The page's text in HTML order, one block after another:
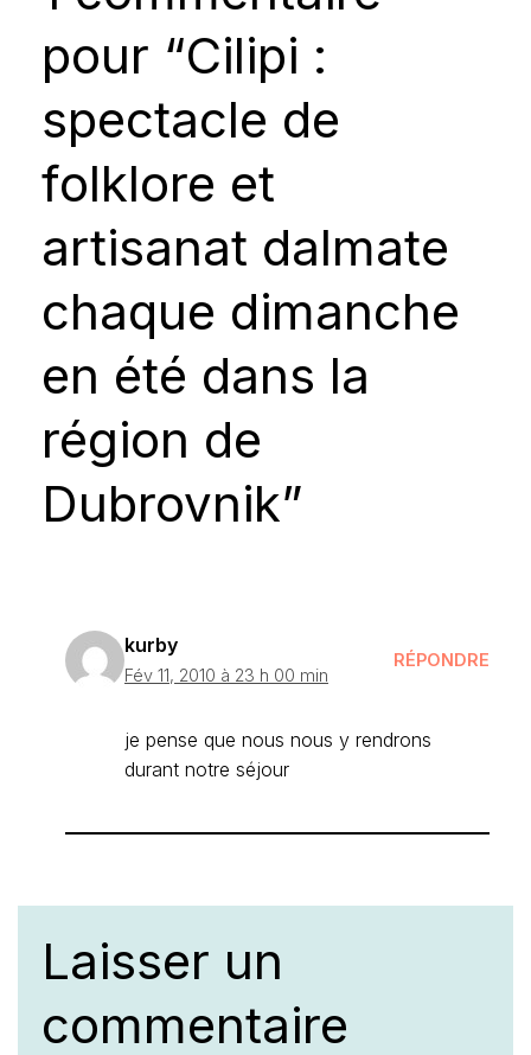
pour “Cilipi :
spectacle de
folklore et
artisanat dalmate
chaque dimanche
en été dans la
région de
Dubrovnik”
kurby
Fév 11, 2010 à 23 h 00 min
RÉPONDRE
je pense que nous nous y rendrons
durant notre séjour
Laisser un
commentaire